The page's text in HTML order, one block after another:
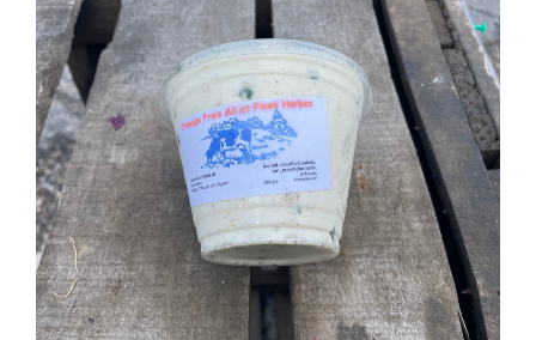
AJOUTER AU PANIER / DÉTAILS